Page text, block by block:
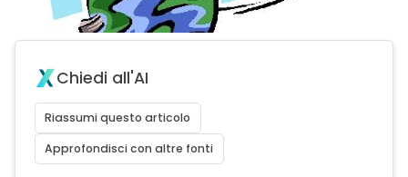
Chiedi all'AI
Riassumi questo articolo
Approfondisci con altre fonti